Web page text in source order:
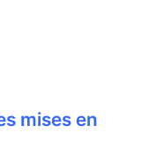
mises en